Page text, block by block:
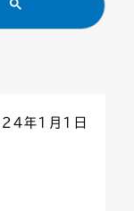
年1月1日